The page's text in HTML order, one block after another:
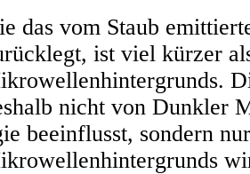
das vom Staub
ist viel kürzer
nicht von Dunkler
beeinflusst, sondern